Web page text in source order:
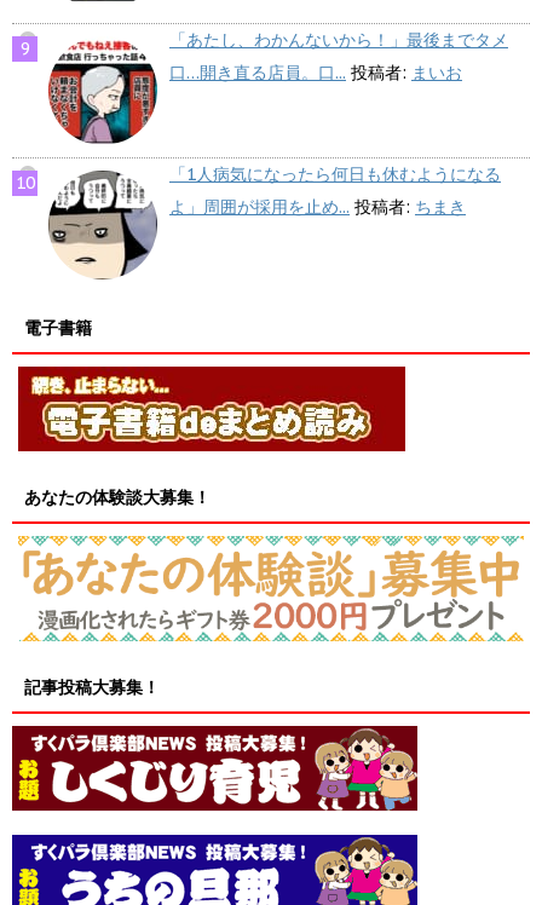
「あたし、わかんないから！」最後までタメ
口…開き直る店員。口... 投稿者: まいお
「1人病気になったら何日も休むようになる
よ」周囲が採用を止め... 投稿者: ちまき
電子書籍
あなたの体験談大募集！
記事投稿大募集！